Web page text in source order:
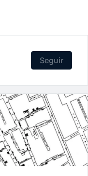
Seguir